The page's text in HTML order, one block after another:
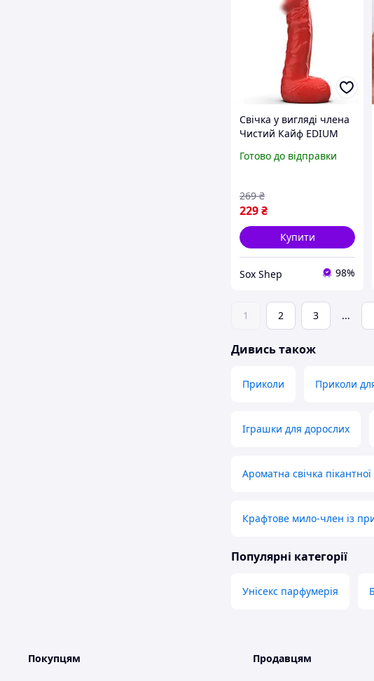
Свічка у вигляді члена
Чистий Кайф EDIUM
SX1572 )
Готово до відправки
229₴
269 ₴
Купити
Sox Shep 98%
1 2 3 ...
Дивись також
Приколи Приколи
Іграшки для дорослих
Ароматна свічка
Крафтове мило-член із
Популярні категорії
Унісекс парфумерія
Покупцям Продавцям